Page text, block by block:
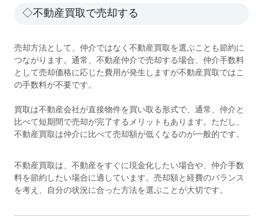
◇不動産買取で売却する
売却方法として、仲介ではなく不動産買取を選ぶことも節約に
つながります。通常、不動産仲介で売却する場合、仲介手数料
として売却価格に応じた費用が発生しますが不動産買取ではこ
の手数料が不要です。
買取は不動産会社が直接物件を買い取る形式で、通常、仲介と
比べて短期間で売却が完了するメリットもあります。ただし、
不動産買取は仲介に比べて売却額が低くなるのが一般的です。
不動産買取は、不動産をすぐに現金化したい場合や、仲介手数
料を節約したい場合に適しています。売却額と経費のバランス
を考え、自分の状況に合った方法を選ぶことが大切です。